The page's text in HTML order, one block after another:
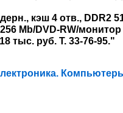
кэш 4 отв., DDR2
Mb/DVD-RW/
тыс. руб. Т. 33-76-95."